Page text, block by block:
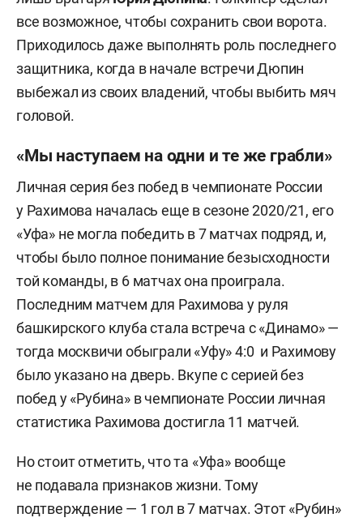
все возможное, чтобы сохранить свои ворота.
Приходилось даже выполнять роль последнего
защитника, когда в начале встречи Дюпин
выбежал из своих владений, чтобы выбить мяч
головой.
«Мы наступаем на одни и те же грабли»
Личная серия без побед в чемпионате России
у Рахимова началась еще в сезоне 2020/21, его
«Уфа» не могла победить в 7 матчах подряд, и,
чтобы было полное понимание безысходности
той команды, в 6 матчах она проиграла.
Последним матчем для Рахимова у руля
башкирского клуба стала встреча с «Динамо» —
тогда москвичи обыграли «Уфу» 4:0 и Рахимову
было указано на дверь. Вкупе с серией без
побед у «Рубина» в чемпионате России личная
статистика Рахимова достигла 11 матчей.
Но стоит отметить, что та «Уфа» вообще
не подавала признаков жизни. Тому
подтверждение — 1 гол в 7 матчах. Этот «Рубин»